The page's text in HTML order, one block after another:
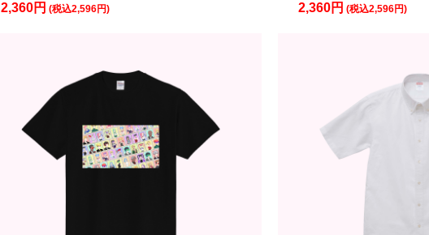
2,360円 (税込2,596円) 2,360円 (税込2,596円)